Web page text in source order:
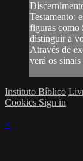
Testamento:
figuras como
distinguir a
Através de
verá os sinais
Instituto Bíblico
Cookies Sign in
×